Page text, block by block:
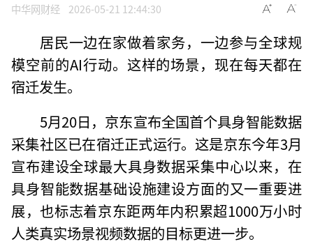
中华网财经 2026-05-21 12:44:30
居民一边在家做着家务，一边参与全球规
模空前的AI行动。这样的场景，现在每天都在
宿迁发生。
5月20日，京东宣布全国首个具身智能数据
采集社区已在宿迁正式运行。这是京东今年3月
宣布建设全球最大具身数据采集中心以来，在
具身智能数据基础设施建设方面的又一重要进
展，也标志着京东距两年内积累超1000万小时
人类真实场景视频数据的目标更进一步。